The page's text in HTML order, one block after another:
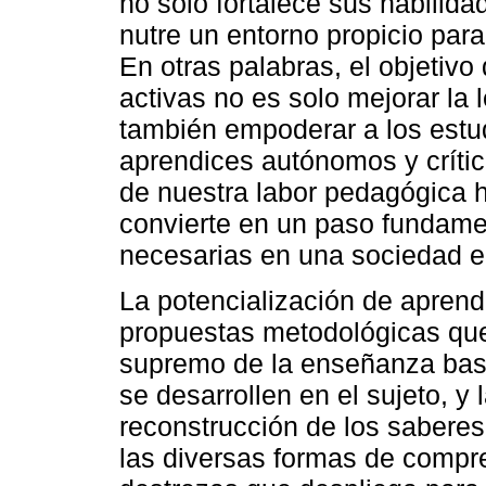
nutre un entorno propicio
En otras palabras, el
activas no es solo mejorar la
también empoderar a los
aprendices autónomos y
de nuestra labor pedagógica
convierte en un paso
necesarias en una sociedad
La potencialización de
propuestas metodológicas
supremo de la enseñanza
se desarrollen en el sujeto, y
reconstrucción de los
las diversas formas de